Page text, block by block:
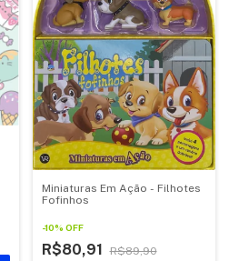
Miniaturas Em Ação - Filhotes
Fofinhos
-10% OFF
R$80,91
R$89,90